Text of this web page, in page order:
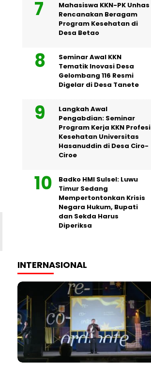
Mahasiswa KKN-PK Unhas
Rencanakan Beragam
Program Kesehatan di
Desa Betao
Seminar Awal KKN
Tematik Inovasi Desa
Gelombang 116 Resmi
Digelar di Desa Tanete
Langkah Awal
Pengabdian: Seminar
Program Kerja KKN Profesi
Kesehatan Universitas
Hasanuddin di Desa Ciro-
Ciroe
Badko HMI Sulsel: Luwu
Timur Sedang
Mempertontonkan Krisis
Negara Hukum, Bupati
dan Sekda Harus
Diperiksa
INTERNASIONAL